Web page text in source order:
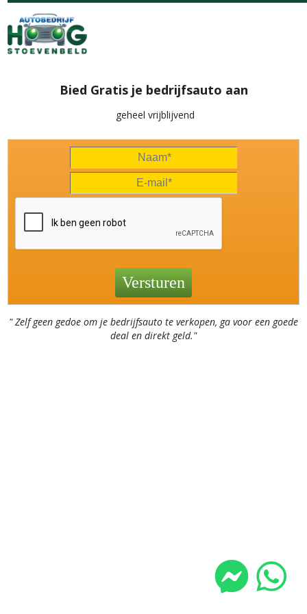
Bied Gratis je bedrijfsauto aan
geheel vrijblijvend
" Zelf geen gedoe om je bedrijfsauto te verkopen, ga voor een goede
deal en direkt geld."